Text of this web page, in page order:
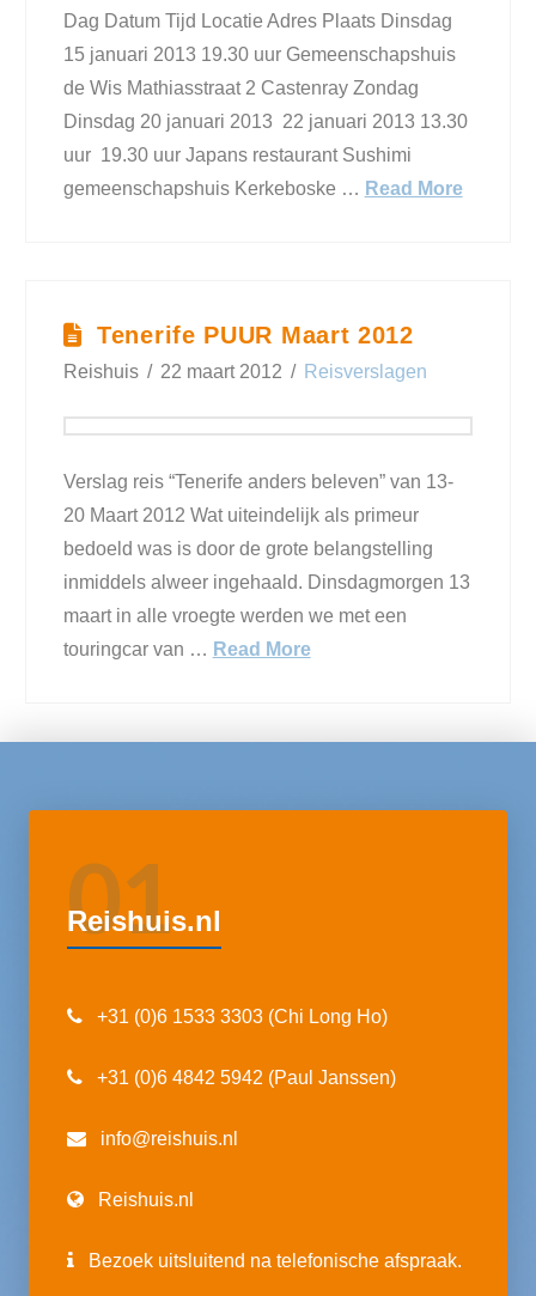
Dag Datum Tijd Locatie Adres Plaats Dinsdag
15 januari 2013 19.30 uur Gemeenschapshuis
de Wis Mathiasstraat 2 Castenray Zondag
Dinsdag 20 januari 2013 22 januari 2013 13.30
uur 19.30 uur Japans restaurant Sushimi
gemeenschapshuis Kerkeboske … Read More
Tenerife PUUR Maart 2012
Reishuis 22 maart 2012 Reisverslagen
Verslag reis “Tenerife anders beleven” van 13-
20 Maart 2012 Wat uiteindelijk als primeur
bedoeld was is door de grote belangstelling
inmiddels alweer ingehaald. Dinsdagmorgen 13
maart in alle vroegte werden we met een
touringcar van … Read More
01
Reishuis.nl
+31 (0)6 1533 3303 (Chi Long Ho)
+31 (0)6 4842 5942 (Paul Janssen)
info@reishuis.nl
Reishuis.nl
Bezoek uitsluitend na telefonische afspraak.